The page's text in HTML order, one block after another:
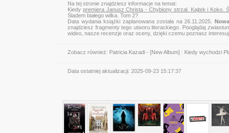
Na tej stronie znajdziesz informacje na temat:
Kiedy premiera Janusz Christa - Chybiony strzał. Kajtek i Koko.
Śladem białego wilka. Tom 2?
Data wydania książki zaplanowana została na 26.11.2025.
znajdziesz fragmenty tego utworu literackiego. Pooglądaj zwiastun
wideo, nasze recenzje oraz oceny, dzięki czemu poznasz
Zobacz również: Patricia Kazadi - [New Album] Kiedy wychodzi
Data ostatniej aktualizacji: 2025-09-23 15:17:37